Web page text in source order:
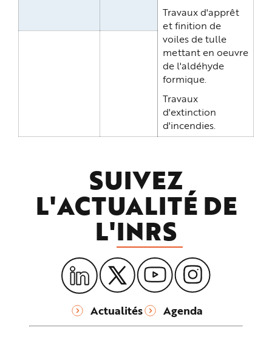
Travaux d'apprêt
et finition de
voiles de tulle
mettant en oeuvre
de l'aldéhyde
formique.
Travaux
d'extinction
d'incendies.
SUIVEZ
L'ACTUALITÉ DE
L'INRS
Actualités Agenda